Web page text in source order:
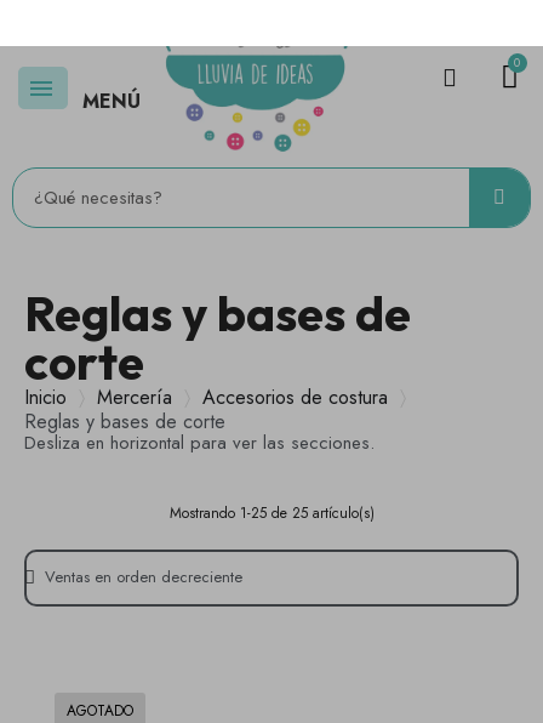
MENÚ
Reglas y bases de
corte
Inicio Mercería
Accesorios de costura
Reglas y bases de corte
Desliza en horizontal para ver las secciones.
Mostrando 1-25 de 25 artículo(s)
AGOTADO